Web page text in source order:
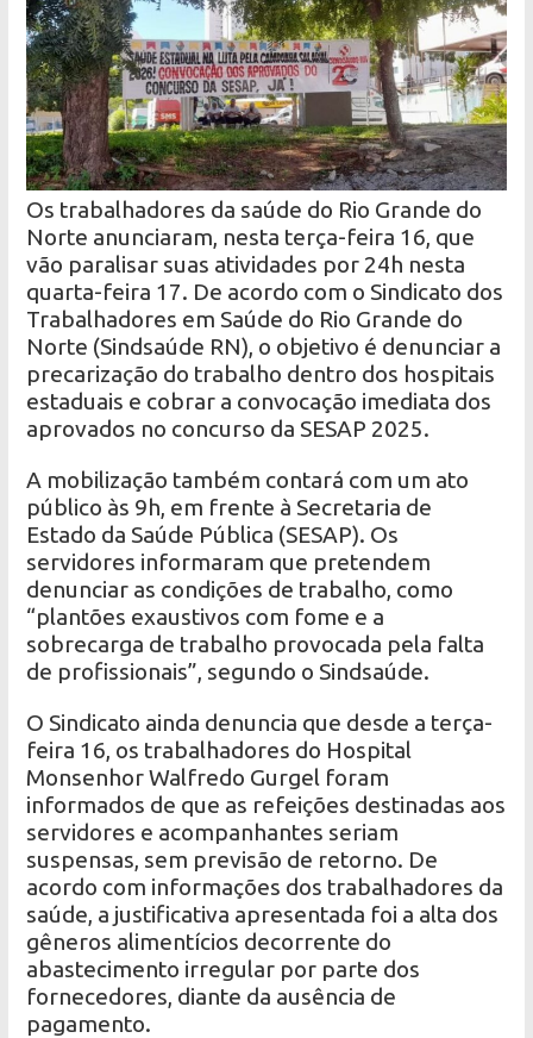
Os trabalhadores da saúde do Rio Grande do
Norte anunciaram, nesta terça-feira 16, que
vão paralisar suas atividades por 24h nesta
quarta-feira 17. De acordo com o Sindicato dos
Trabalhadores em Saúde do Rio Grande do
Norte (Sindsaúde RN), o objetivo é denunciar a
precarização do trabalho dentro dos hospitais
estaduais e cobrar a convocação imediata dos
aprovados no concurso da SESAP 2025.
A mobilização também contará com um ato
público às 9h, em frente à Secretaria de
Estado da Saúde Pública (SESAP). Os
servidores informaram que pretendem
denunciar as condições de trabalho, como
“plantões exaustivos com fome e a
sobrecarga de trabalho provocada pela falta
de profissionais”, segundo o Sindsaúde.
O Sindicato ainda denuncia que desde a terça-
feira 16, os trabalhadores do Hospital
Monsenhor Walfredo Gurgel foram
informados de que as refeições destinadas aos
servidores e acompanhantes seriam
suspensas, sem previsão de retorno. De
acordo com informações dos trabalhadores da
saúde, a justificativa apresentada foi a alta dos
gêneros alimentícios decorrente do
abastecimento irregular por parte dos
fornecedores, diante da ausência de
pagamento.